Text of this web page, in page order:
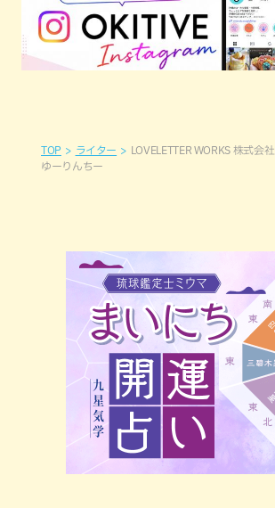
TOP ライター
LOVELETTER WORKS 株式会社
ゆーりんちー